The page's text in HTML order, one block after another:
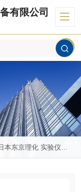
有限公司
本东京理化 实验仪器